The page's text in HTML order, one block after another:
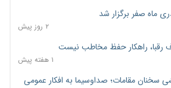
ماه صفر برگزار شد
۲ روز پیش
رقبا، راهکار حفظ مخاطب نیست
۱ هفته پیش
سخنان مقامات؛ صداوسیما به افکار عمومی